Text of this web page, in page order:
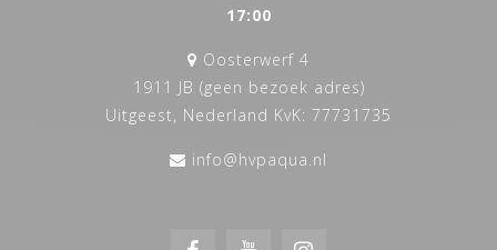
17:00
Oosterwerf 4
1911 JB (geen bezoek adres)
Uitgeest, Nederland KvK: 77731735
info@hvpaqua.nl